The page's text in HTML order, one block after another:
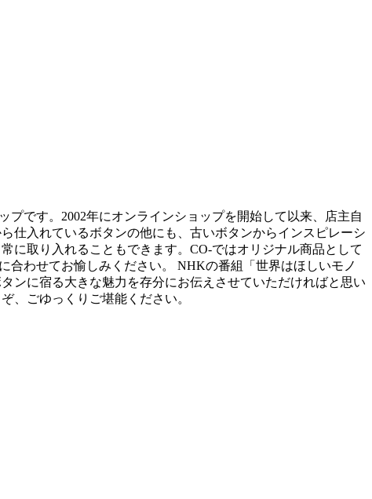
です。2002年にオンラインショップを開始して以来、店主自
仕入れているボタンの他にも、古いボタンからインスピレーシ
に取り入れることもできます。CO-ではオリジナル商品として
合わせてお愉しみください。 NHKの番組「世界はほしいモノ
ンに宿る大きな魅力を存分にお伝えさせていただければと思い
、ごゆっくりご堪能ください。